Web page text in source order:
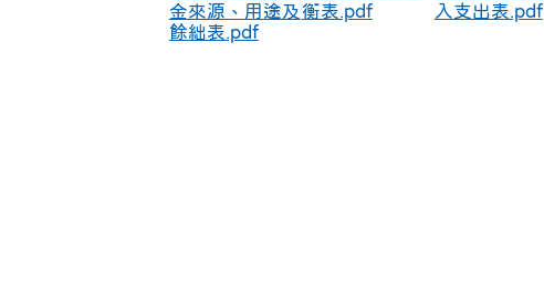
金來源、用途及
餘絀表.pdf
衡表.pdf
入支出表.pdf